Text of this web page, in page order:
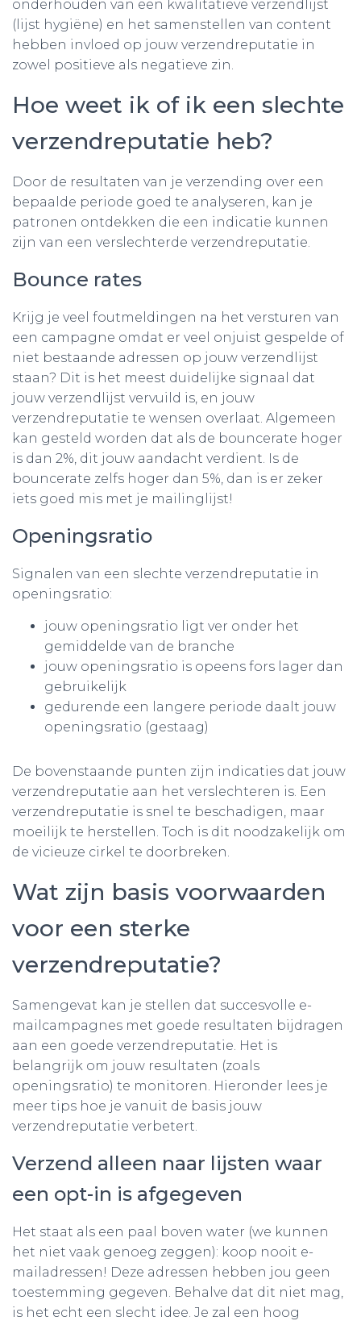
onderhouden van een kwalitatieve verzendlijst
(lijst hygiëne) en het samenstellen van content
hebben invloed op jouw verzendreputatie in
zowel positieve als negatieve zin.
Hoe weet ik of ik een slechte
verzendreputatie heb?
Door de resultaten van je verzending over een
bepaalde periode goed te analyseren, kan je
patronen ontdekken die een indicatie kunnen
zijn van een verslechterde verzendreputatie.
Bounce rates
Krijg je veel foutmeldingen na het versturen van
een campagne omdat er veel onjuist gespelde of
niet bestaande adressen op jouw verzendlijst
staan? Dit is het meest duidelijke signaal dat
jouw verzendlijst vervuild is, en jouw
verzendreputatie te wensen overlaat. Algemeen
kan gesteld worden dat als de bouncerate hoger
is dan 2%, dit jouw aandacht verdient. Is de
bouncerate zelfs hoger dan 5%, dan is er zeker
iets goed mis met je mailinglijst!
Openingsratio
Signalen van een slechte verzendreputatie in
openingsratio:
jouw openingsratio ligt ver onder het
gemiddelde van de branche
jouw openingsratio is opeens fors lager dan
gebruikelijk
gedurende een langere periode daalt jouw
openingsratio (gestaag)
De bovenstaande punten zijn indicaties dat jouw
verzendreputatie aan het verslechteren is. Een
verzendreputatie is snel te beschadigen, maar
moeilijk te herstellen. Toch is dit noodzakelijk om
de vicieuze cirkel te doorbreken.
Wat zijn basis voorwaarden
voor een sterke
verzendreputatie?
Samengevat kan je stellen dat succesvolle e-
mailcampagnes met goede resultaten bijdragen
aan een goede verzendreputatie. Het is
belangrijk om jouw resultaten (zoals
openingsratio) te monitoren. Hieronder lees je
meer tips hoe je vanuit de basis jouw
verzendreputatie verbetert.
Verzend alleen naar lijsten waar
een opt-in is afgegeven
Het staat als een paal boven water (we kunnen
het niet vaak genoeg zeggen): koop nooit e-
mailadressen! Deze adressen hebben jou geen
toestemming gegeven. Behalve dat dit niet mag,
is het echt een slecht idee. Je zal een hoog